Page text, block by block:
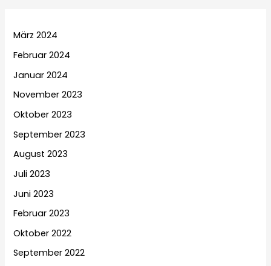
März 2024
Februar 2024
Januar 2024
November 2023
Oktober 2023
September 2023
August 2023
Juli 2023
Juni 2023
Februar 2023
Oktober 2022
September 2022